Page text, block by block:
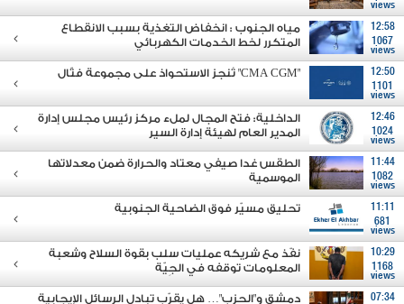
views
12:58
1067
views
مياه الجنوب : انخفاض التغذية بسبب الانقطاع
المتكرر لخط الخدمات الكهربائي
12:50
1101
views
"CMA CGM" تُنجز الاستحواذ على مجموعة فتّال
12:46
1024
views
الداخلية: فتح المجال لملء مركز رئيس مجلس إدارة
المدير العام لهيئة إدارة السير
11:44
1082
views
الطقس غدا صيفي معتاد والحرارة ضمن معدلاتها
الموسمية
11:11
681
views
تحليق مسيّر فوق الضاحية الجنوبية
10:29
1168
views
نفّذ مع شريكه عمليات سلب بقوة السلاح وشعبة
المعلومات توقفه في الجِيّة
07:34
دمشق و"الحزب"… هل يقرّب تبادل الرسائل الإيجابية